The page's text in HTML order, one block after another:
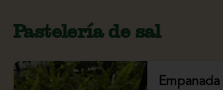
Pastelería de sal